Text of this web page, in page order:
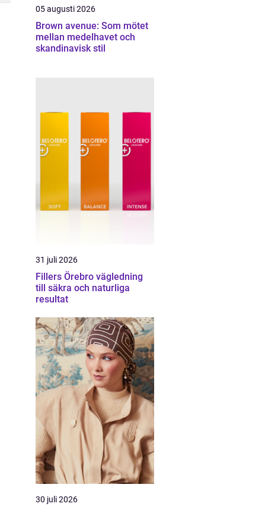
05 augusti 2026
Brown avenue: Som mötet
mellan medelhavet och
skandinavisk stil
31 juli 2026
Fillers Örebro vägledning
till säkra och naturliga
resultat
30 juli 2026